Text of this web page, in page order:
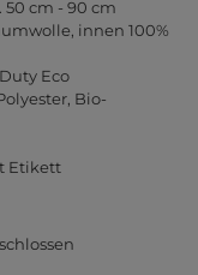
cm - 90 cm
innen 100%
Eco
Bio-
Etikett